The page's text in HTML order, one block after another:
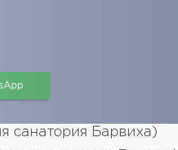
санатория Барвиха)